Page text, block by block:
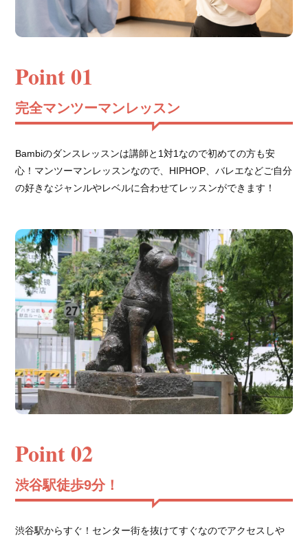
Point 01
完全マンツーマンレッスン
Bambiのダンスレッスンは講師と1対1なので初めての方も安
心！マンツーマンレッスンなので、HIPHOP、バレエなどご自分
の好きなジャンルやレベルに合わせてレッスンができます！
Point 02
渋谷駅徒歩9分！
渋谷駅からすぐ！センター街を抜けてすぐなのでアクセスしや